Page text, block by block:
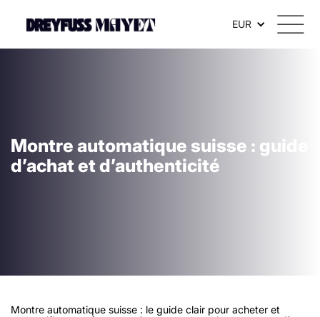
EUR
Montre automatique suisse : guide
d’achat et d’authenticité
Montre automatique suisse : le guide clair pour acheter et